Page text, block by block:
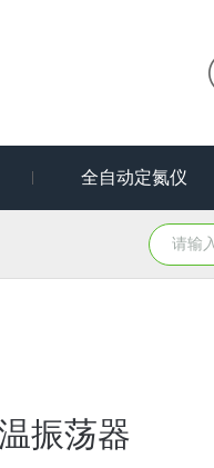
全自动定氮仪
振荡器